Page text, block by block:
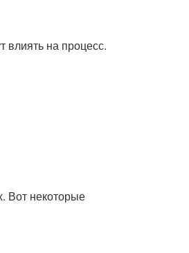
влиять на процесс.
Вот некоторые